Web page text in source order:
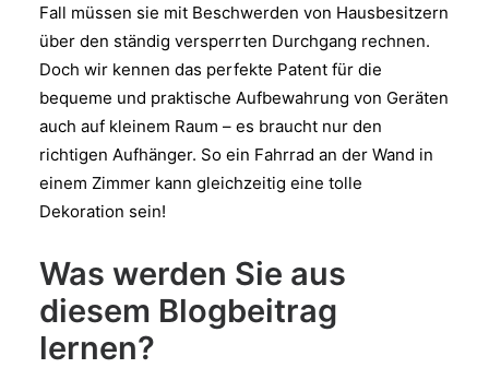
Fall müssen sie mit Beschwerden von Hausbesitzern
über den ständig versperrten Durchgang rechnen.
Doch wir kennen das perfekte Patent für die
bequeme und praktische Aufbewahrung von Geräten
auch auf kleinem Raum – es braucht nur den
richtigen Aufhänger. So ein Fahrrad an der Wand in
einem Zimmer kann gleichzeitig eine tolle
Dekoration sein!
Was werden Sie aus
diesem Blogbeitrag
lernen?